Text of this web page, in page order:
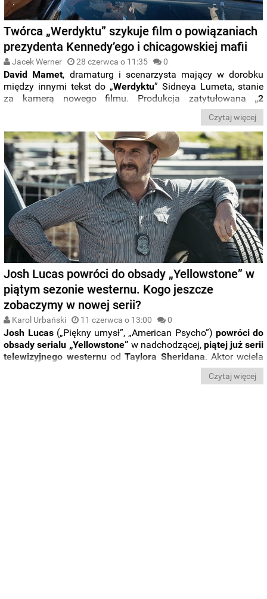
Twórca „Werdyktu” szykuje film o powiązaniach
prezydenta Kennedy’ego i chicagowskiej mafii
Jacek Werner 28 czerwca o 11:35 0
David Mamet, dramaturg i scenarzysta mający w dorobku
między innymi tekst do „Werdyktu” Sidneya Lumeta, stanie
za kamerą nowego filmu. Produkcja zatytułowana „2
” przedstawi okoliczności zabójstwaJohna F.
na tle rzekomych powiązań prezydenta z mafią
z Chicago.
Czytaj więcej
Josh Lucas powróci do obsady „Yellowstone” w
piątym sezonie westernu. Kogo jeszcze
zobaczymy w nowej serii?
Karol Urbański 11 czerwca o 13:00 0
Josh Lucas(„Piękny umysł”, „American Psycho”) powróci do
obsady serialu „Yellowstone” w nadchodzącej, piątej już serii
telewizyjnego westernuodTaylora Sheridana. Aktor wciela
, granego przez
Czytaj więcej